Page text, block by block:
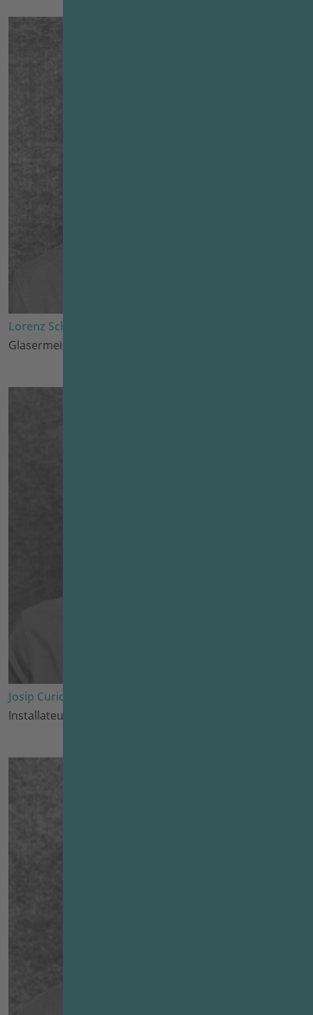
Lorenz Schindlböck
Glasermeister seit 2023
Josip Curic
Installateur/Trockenbauer seit 2021